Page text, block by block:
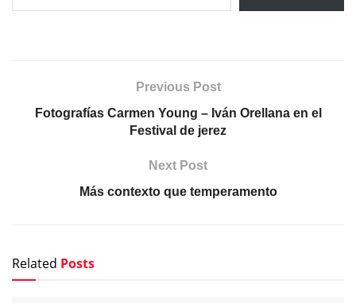
Previous Post
Fotografías Carmen Young – Iván Orellana en el
Festival de jerez
Next Post
Más contexto que temperamento
Related Posts